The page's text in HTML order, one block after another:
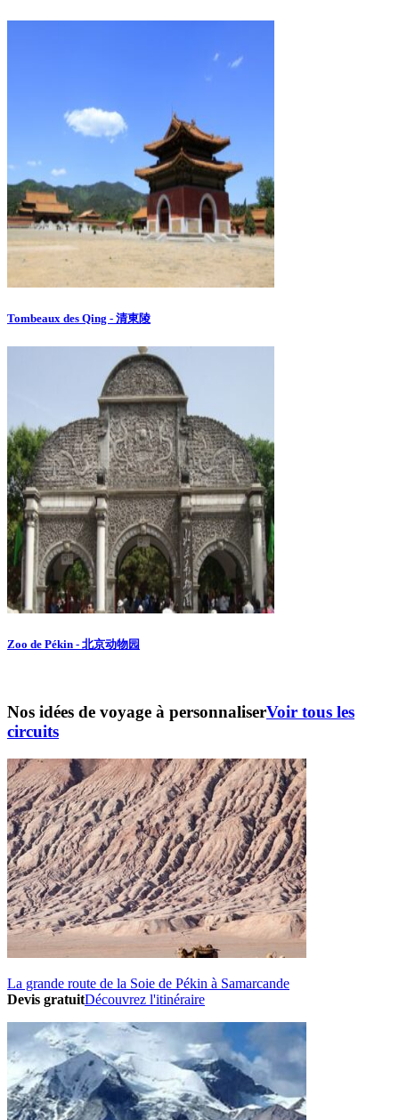
Tombeaux des Qing - 清東陵
Zoo de Pékin - 北京动物园
Nos idées de voyage à personnaliserVoir tous les
circuits
La grande route de la Soie de Pékin à Samarcande
Devis gratuitDécouvrez l'itinéraire